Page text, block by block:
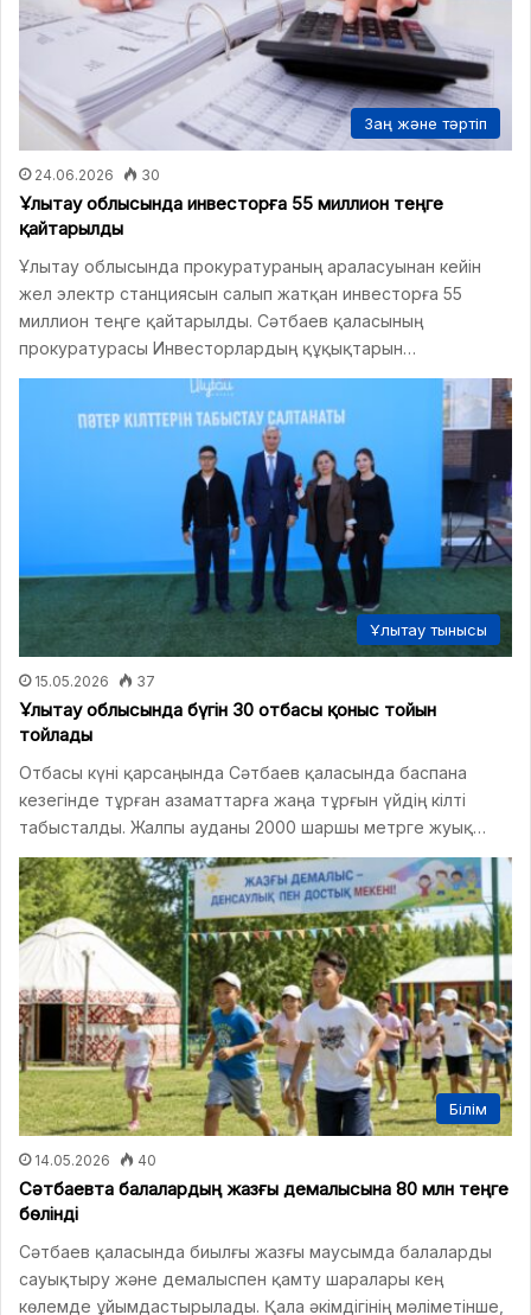
Заң және тәртіп
24.06.2026 30
Ұлытау облысында инвесторға 55 миллион теңге
қайтарылды
Ұлытау облысында прокуратураның араласуынан кейін
жел электр станциясын салып жатқан инвесторға 55
миллион теңге қайтарылды. Сәтбаев қаласының
прокуратурасы Инвесторлардың құқықтарын…
Ұлытау тынысы
15.05.2026 37
Ұлытау облысында бүгін 30 отбасы қоныс тойын
тойлады
Отбасы күні қарсаңында Сәтбаев қаласында баспана
кезегінде тұрған азаматтарға жаңа тұрғын үйдің кілті
табысталды. Жалпы ауданы 2000 шаршы метрге жуық…
Білім
14.05.2026 40
Сәтбаевта балалардың жазғы демалысына 80 млн теңге
бөлінді
Сәтбаев қаласында биылғы жазғы маусымда балаларды
сауықтыру және демалыспен қамту шаралары кең
көлемде ұйымдастырылады. Қала әкімдігінің мәліметінше,